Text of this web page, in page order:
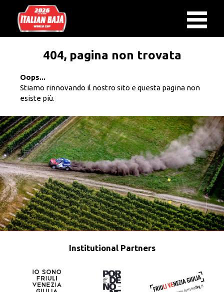
404, pagina non trovata
Oops...
Stiamo rinnovando il nostro sito e questa pagina non
esiste più.
Institutional Partners